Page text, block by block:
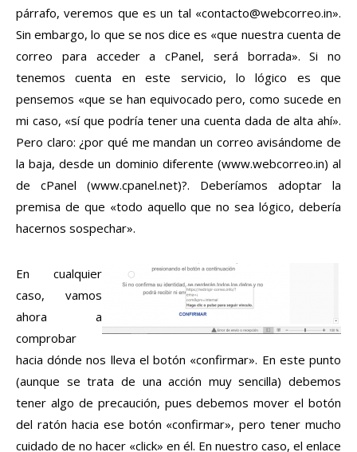
párrafo, veremos que es un tal «contacto@webcorreo.in».
Sin embargo, lo que se nos dice es «que nuestra cuenta de
correo para acceder a cPanel, será borrada». Si no
tenemos cuenta en este servicio, lo lógico es que
pensemos «que se han equivocado pero, como sucede en
mi caso, «sí que podría tener una cuenta dada de alta ahí».
Pero claro: ¿por qué me mandan un correo avisándome de
la baja, desde un dominio diferente (www.webcorreo.in) al
de cPanel (www.cpanel.net)?. Deberíamos adoptar la
premisa de que «todo aquello que no sea lógico, debería
hacernos sospechar».
En cualquier
caso, vamos
ahora a
comprobar
hacia dónde nos lleva el botón «confirmar». En este punto
(aunque se trata de una acción muy sencilla) debemos
tener algo de precaución, pues debemos mover el botón
del ratón hacia ese botón «confirmar», pero tener mucho
cuidado de no hacer «click» en él. En nuestro caso, el enlace